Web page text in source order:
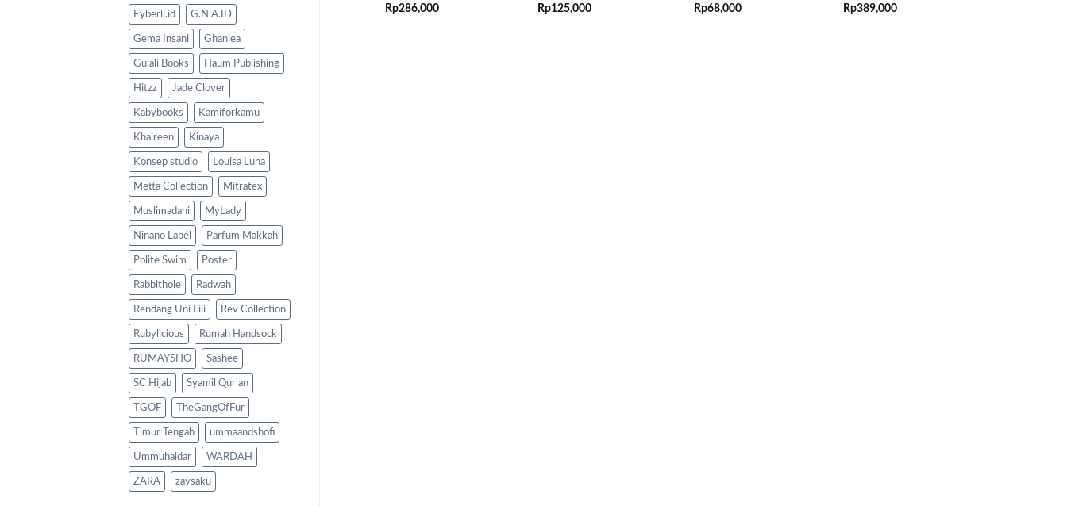
Eyberli.id G.N.A.ID
Gema Insani Ghaniea
Gulali Books Haum Publishing
Hitzz Jade Clover
Kabybooks Kamiforkamu
Khaireen Kinaya
Konsep studio Louisa Luna
Metta Collection Mitratex
Muslimadani MyLady
Ninano Label Parfum Makkah
Polite Swim Poster
Rabbithole Radwah
Rendang Uni Lili Rev Collection
Rubylicious Rumah Handsock
RUMAYSHO Sashee
SC Hijab Syamil Qur'an
TGOF TheGangOfFur
Timur Tengah ummaandshofi
Ummuhaidar WARDAH
ZARA zaysaku
Rp286,000
Rp125,000
Rp68,000
Rp389,000